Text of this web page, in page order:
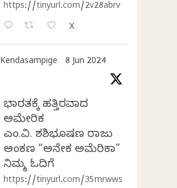
https://tinyurl.com/2v28abrv
X
Kendasampige 8 Jun 2024
ಭಾರತಕ್ಕೆ ಹತ್ತಿರವಾದ
ಅಮೇರಿಕ
ಎಂ.ವಿ. ಶಶಿಭೂಷಣ ರಾಜು
ಅಂಕಣ “ಅನೇಕ ಅಮೆರಿಕಾ”
ನಿಮ್ಮ ಓದಿಗೆ
https://tinyurl.com/35mrwws